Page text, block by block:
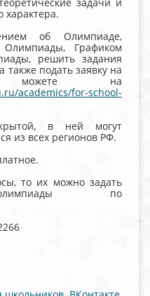
характера.
об Олимпиаде,
Олимпиады, Графиком
решить задания
подать заявку на
на
academics/for-school-
в ней могут
из всех регионов РФ.
то их можно задать
по